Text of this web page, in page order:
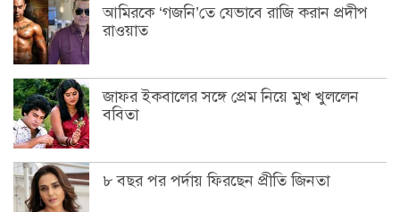
আমিরকে ‘গজনি’তে যেভাবে রাজি করান প্রদীপ
রাওয়াত
জাফর ইকবালের সঙ্গে প্রেম নিয়ে মুখ খুললেন
ববিতা
৮ বছর পর পর্দায় ফিরছেন প্রীতি জিনতা